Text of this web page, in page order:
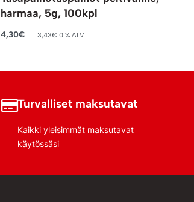
harmaa, 5g, 100kpl
4,30€ 3,43€ 0 % ALV
Turvalliset maksutavat
Kaikki yleisimmät maksutavat
käytössäsi